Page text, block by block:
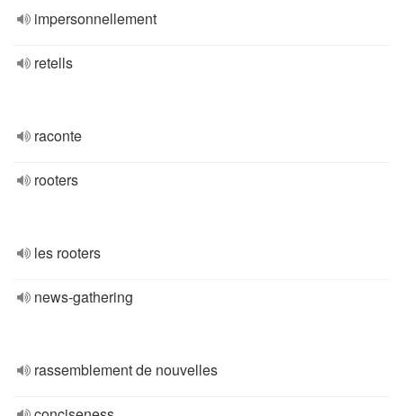
impersonnellement
retells
raconte
rooters
les rooters
news-gathering
rassemblement de nouvelles